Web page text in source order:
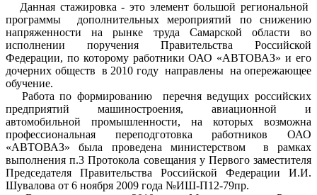
Данная стажировка - это элемент большой региональной
программы дополнительных мероприятий по снижению
напряженности на рынке труда Самарской области во
исполнении поручения Правительства Российской
Федерации, по которому работники ОАО «АВТОВАЗ» и его
дочерних обществ в 2010 году направлены на опережающее
обучение.
Работа по формированию перечня ведущих российских
предприятий машиностроения, авиационной и
автомобильной промышленности, на которых возможна
профессиональная переподготовка работников ОАО
«АВТОВАЗ» была проведена министерством в рамках
выполнения п.3 Протокола совещания у Первого заместителя
Председателя Правительства Российской Федерации И.И.
Шувалова от 6 ноября 2009 года №ИШ-П12-79пр.